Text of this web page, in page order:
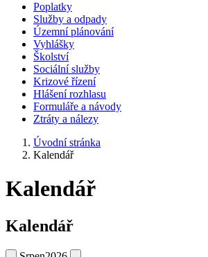
Poplatky
Služby a odpady
Územní plánování
Vyhlášky
Školství
Sociální služby
Krizové řízení
Hlášení rozhlasu
Formuláře a návody
Ztráty a nálezy
Úvodní stránka
Kalendář
Kalendář
Kalendář